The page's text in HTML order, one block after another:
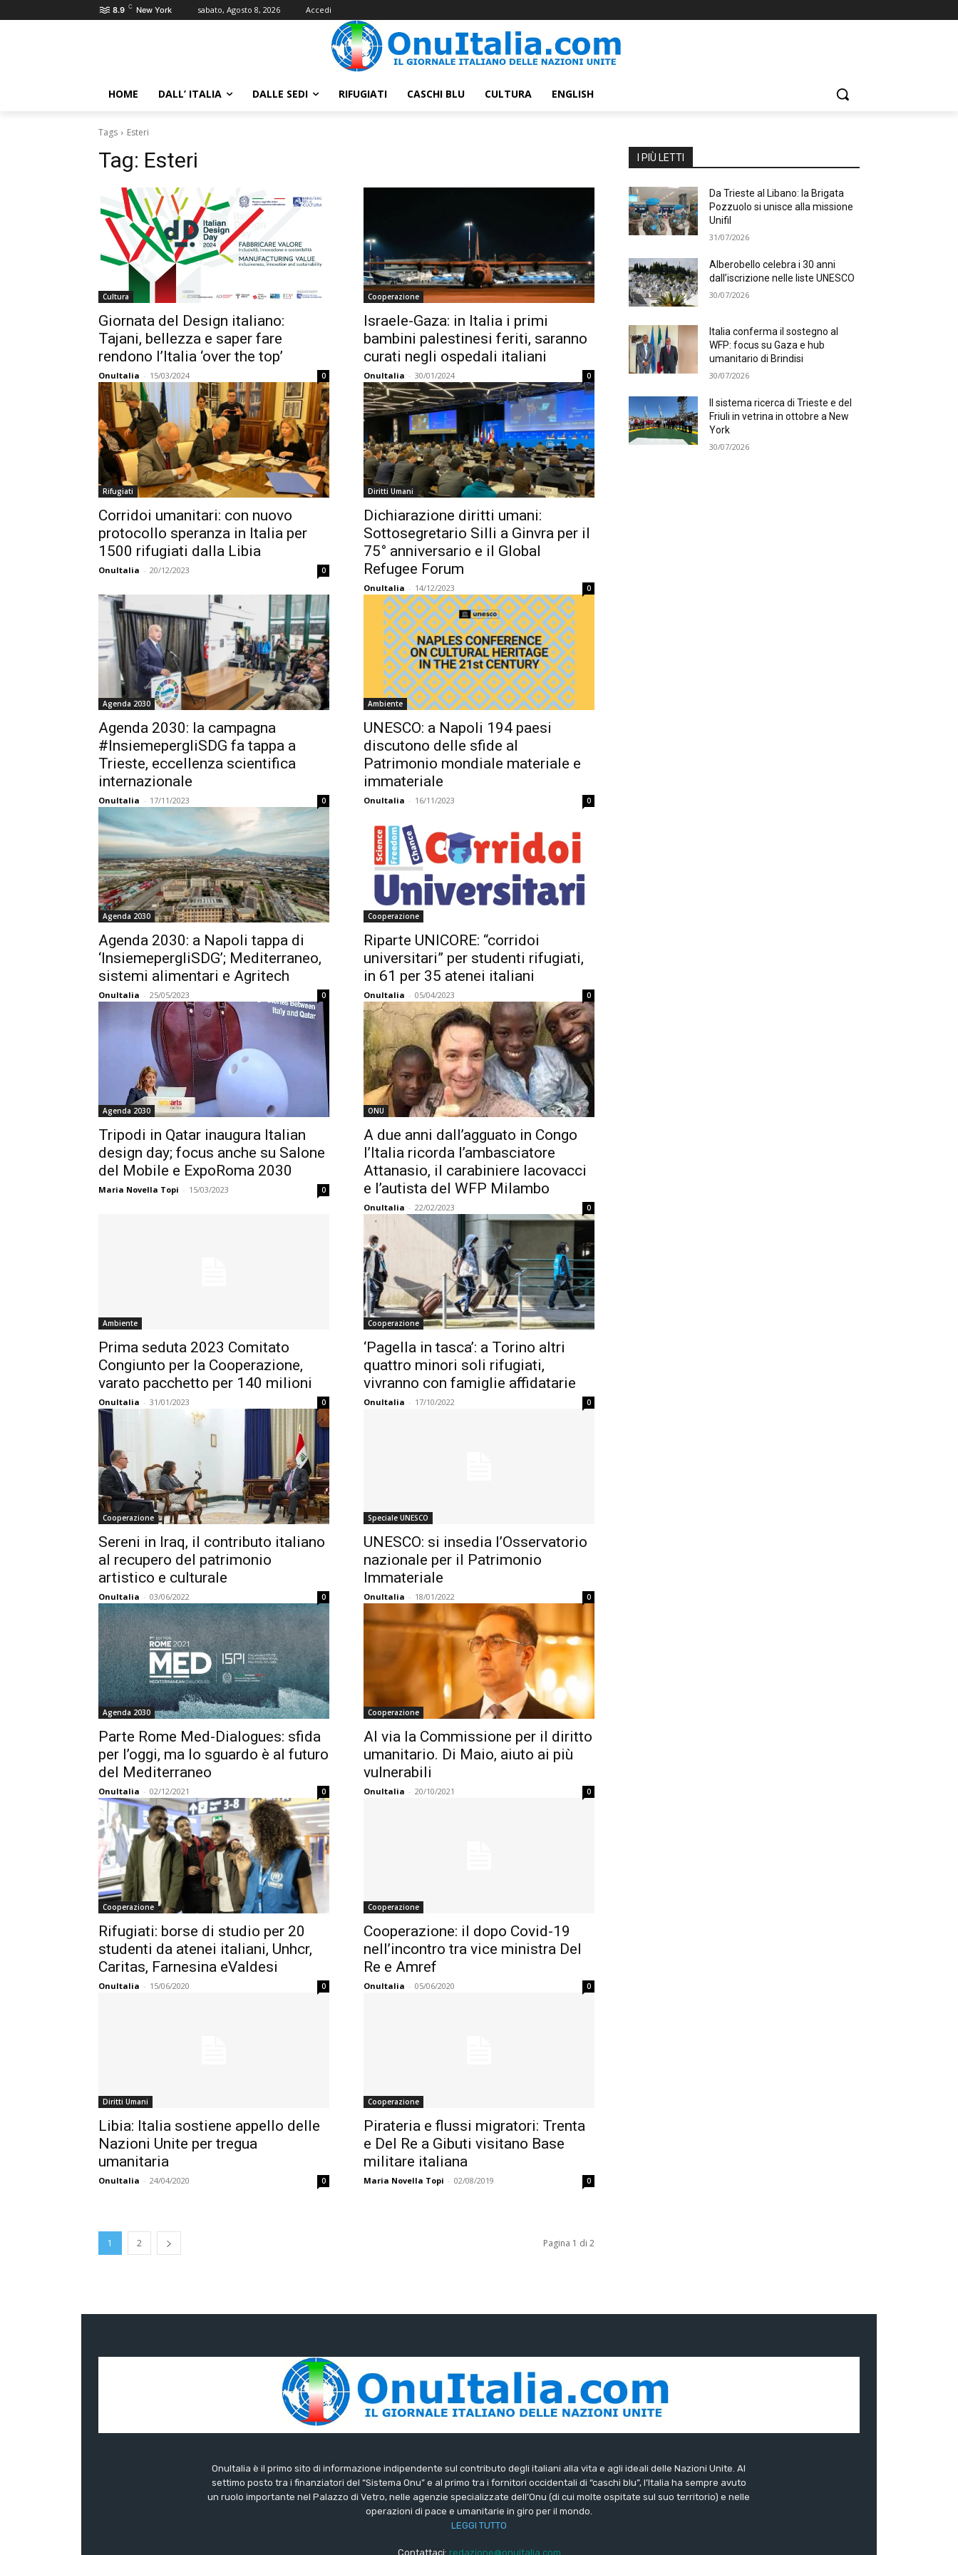
8.9 C New York sabato, Agosto 8, 2026 Accedi
HOME DALL’ ITALIA DALLE SEDI RIFUGIATI CASCHI BLU CULTURA ENGLISH
Tags Esteri
Tag: Esteri
Cultura
Giornata del Design italiano:
Tajani, bellezza e saper fare
rendono l’Italia ‘over the top’
OnuItalia - 15/03/2024 0
Cooperazione
Israele-Gaza: in Italia i primi
bambini palestinesi feriti, saranno
curati negli ospedali italiani
OnuItalia - 30/01/2024 0
Rifugiati
Corridoi umanitari: con nuovo
protocollo speranza in Italia per
1500 rifugiati dalla Libia
OnuItalia - 20/12/2023 0
Diritti Umani
Dichiarazione diritti umani:
Sottosegretario Silli a Ginvra per il
75° anniversario e il Global
Refugee Forum
OnuItalia - 14/12/2023 0
Agenda 2030
Agenda 2030: la campagna
#InsiemepergliSDG fa tappa a
Trieste, eccellenza scientifica
internazionale
OnuItalia - 17/11/2023 0
Ambiente
UNESCO: a Napoli 194 paesi
discutono delle sfide al
Patrimonio mondiale materiale e
immateriale
OnuItalia - 16/11/2023 0
Agenda 2030
Agenda 2030: a Napoli tappa di
‘InsiemepergliSDG’; Mediterraneo,
sistemi alimentari e Agritech
OnuItalia - 25/05/2023 0
Cooperazione
Riparte UNICORE: “corridoi
universitari” per studenti rifugiati,
in 61 per 35 atenei italiani
OnuItalia - 05/04/2023 0
Agenda 2030
Tripodi in Qatar inaugura Italian
design day; focus anche su Salone
del Mobile e ExpoRoma 2030
Maria Novella Topi - 15/03/2023 0
ONU
A due anni dall’agguato in Congo
l’Italia ricorda l’ambasciatore
Attanasio, il carabiniere Iacovacci
e l’autista del WFP Milambo
OnuItalia - 22/02/2023 0
Ambiente
Prima seduta 2023 Comitato
Congiunto per la Cooperazione,
varato pacchetto per 140 milioni
OnuItalia - 31/01/2023 0
Cooperazione
‘Pagella in tasca’: a Torino altri
quattro minori soli rifugiati,
vivranno con famiglie affidatarie
OnuItalia - 17/10/2022 0
Cooperazione
Sereni in Iraq, il contributo italiano
al recupero del patrimonio
artistico e culturale
OnuItalia - 03/06/2022 0
Speciale UNESCO
UNESCO: si insedia l’Osservatorio
nazionale per il Patrimonio
Immateriale
OnuItalia - 18/01/2022 0
Agenda 2030
Parte Rome Med-Dialogues: sfida
per l’oggi, ma lo sguardo è al futuro
del Mediterraneo
OnuItalia - 02/12/2021 0
Cooperazione
Al via la Commissione per il diritto
umanitario. Di Maio, aiuto ai più
vulnerabili
OnuItalia - 20/10/2021 0
Cooperazione
Rifugiati: borse di studio per 20
studenti da atenei italiani, Unhcr,
Caritas, Farnesina eValdesi
OnuItalia - 15/06/2020 0
Cooperazione
Cooperazione: il dopo Covid-19
nell’incontro tra vice ministra Del
Re e Amref
OnuItalia - 05/06/2020 0
Diritti Umani
Libia: Italia sostiene appello delle
Nazioni Unite per tregua
umanitaria
OnuItalia - 24/04/2020 0
Cooperazione
Pirateria e flussi migratori: Trenta
e Del Re a Gibuti visitano Base
militare italiana
Maria Novella Topi - 02/08/2019 0
1 2 Pagina 1 di 2
I PIÙ LETTI
Da Trieste al Libano: la Brigata
Pozzuolo si unisce alla missione
Unifil
31/07/2026
Alberobello celebra i 30 anni
dall’iscrizione nelle liste UNESCO
30/07/2026
Italia conferma il sostegno al
WFP: focus su Gaza e hub
umanitario di Brindisi
30/07/2026
Il sistema ricerca di Trieste e del
Friuli in vetrina in ottobre a New
York
30/07/2026
OnuItalia è il primo sito di informazione indipendente sul contributo degli italiani alla vita e agli ideali delle Nazioni Unite. Al
settimo posto tra i finanziatori del “Sistema Onu” e al primo tra i fornitori occidentali di “caschi blu”, l’Italia ha sempre avuto
un ruolo importante nel Palazzo di Vetro, nelle agenzie specializzate dell’Onu (di cui molte ospitate sul suo territorio) e nelle
operazioni di pace e umanitarie in giro per il mondo.
LEGGI TUTTO
Contattaci: redazione@onuitalia.com